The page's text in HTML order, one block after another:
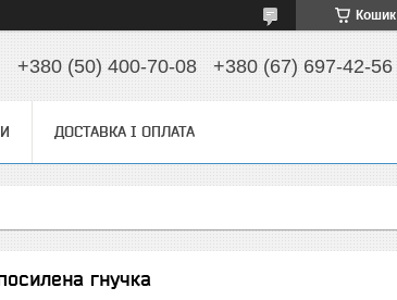
Кошик
+380 (50) 400-70-08 +380 (67) 697-42-56
ДОСТАВКА І ОПЛАТА
гнучка